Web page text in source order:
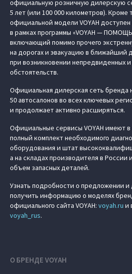
официальную розничную дилерскую
5 лет (или 100 000 километров). Кроме
официальной модели VOYAH доступен
в рамках программы «VOYAH —
включающий помимо прочего
на дорогах и эвакуацию в ближайший
при возникновении непредвиденных
обстоятельств.
Официальная дилерская сеть бренда
50 автосалонов во всех ключевых
и продолжает активно расширяться.
Официальные сервисы VOYAH имеют
полный комплект необходимого
оборудования и штат
а на складах производителя в России
объем запасных деталей.
Узнать подробности о предложении и
получить информацию о моделях
официального сайта VOYAH: voyah.ru и
voyah_rus.
О БРЕНДЕ VOYAH